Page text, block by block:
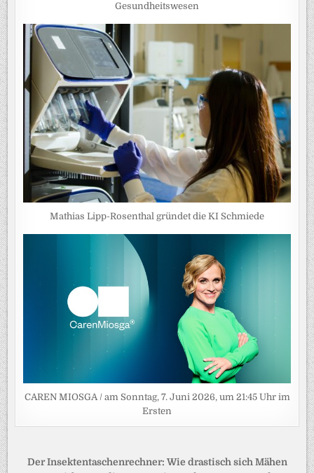
Gesundheitswesen
Mathias Lipp-Rosenthal gründet die KI Schmiede
CAREN MIOSGA / am Sonntag, 7. Juni 2026, um 21:45 Uhr im
Ersten
Beitragsnavigation
Der Insektentaschenrechner: Wie drastisch sich Mähen